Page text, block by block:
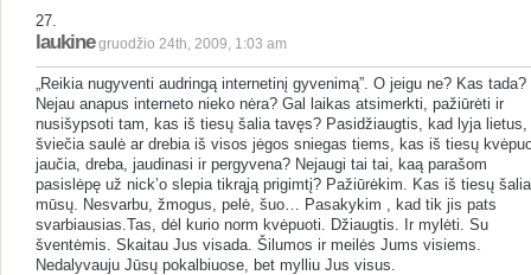
27.
laukine gruodžio 24th, 2009, 1:03 am
„Reikia nugyventi audringą internetinį gyvenimą”. O jeigu ne? Kas tada?
Nejau anapus interneto nieko nėra? Gal laikas atsimerkti, pažiūrėti ir
nusišypsoti tam, kas iš tiesų šalia tavęs? Pasidžiaugtis, kad lyja lietus,
šviečia saulė ar drebia iš visos jėgos sniegas tiems, kas iš tiesų
jaučia, dreba, jaudinasi ir pergyvena? Nejaugi tai tai, kaą parašom
pasislėpę už nick’o slepia tikrąją prigimtį? Pažiūrėkim. Kas iš tiesų šalia
mūsų. Nesvarbu, žmogus, pelė, šuo… Pasakykim , kad tik jis pats
svarbiausias.Tas, dėl kurio norm kvėpuoti. Džiaugtis. Ir mylėti. Su
šventėmis. Skaitau Jus visada. Šilumos ir meilės Jums visiems.
Nedalyvauju Jūsų pokalbiuose, bet mylliu Jus visus.